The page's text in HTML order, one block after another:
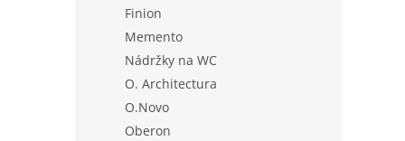
Finion
Memento
Nádržky na WC
O. Architectura
O.Novo
Oberon